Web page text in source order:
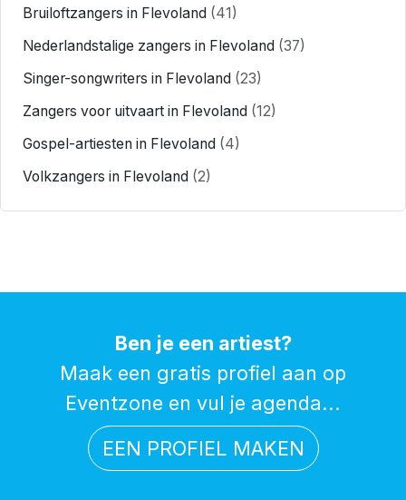
Bruiloftzangers in Flevoland (41)
Nederlandstalige zangers in Flevoland (37)
Singer-songwriters in Flevoland (23)
Zangers voor uitvaart in Flevoland (12)
Gospel-artiesten in Flevoland (4)
Volkzangers in Flevoland (2)
Ben je een artiest?
Maak een gratis profiel aan op
Eventzone en vul je agenda...
EEN PROFIEL MAKEN